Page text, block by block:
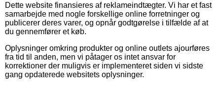
Dette website finansieres af reklameindtægter. Vi har et fast
samarbejde med nogle forskellige online forretninger og
publicerer deres varer, og opnår godtgørelse i tilfælde af at
du gennemfører et køb.
Oplysninger omkring produkter og online outlets ajourføres
fra tid til anden, men vi påtager os intet ansvar for
korrektioner der muligvis er implementeret siden vi sidste
gang opdaterede websitets oplysninger.